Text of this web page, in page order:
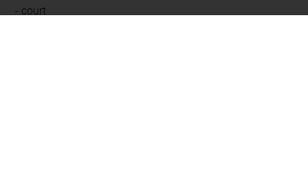
- court